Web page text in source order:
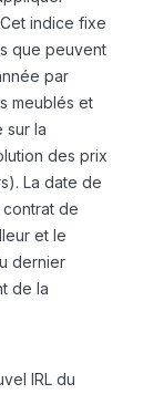
indice fixe
que peuvent
par
meublés et
sur la
des prix
La date de
contrat de
et le
dernier
de la
IRL du